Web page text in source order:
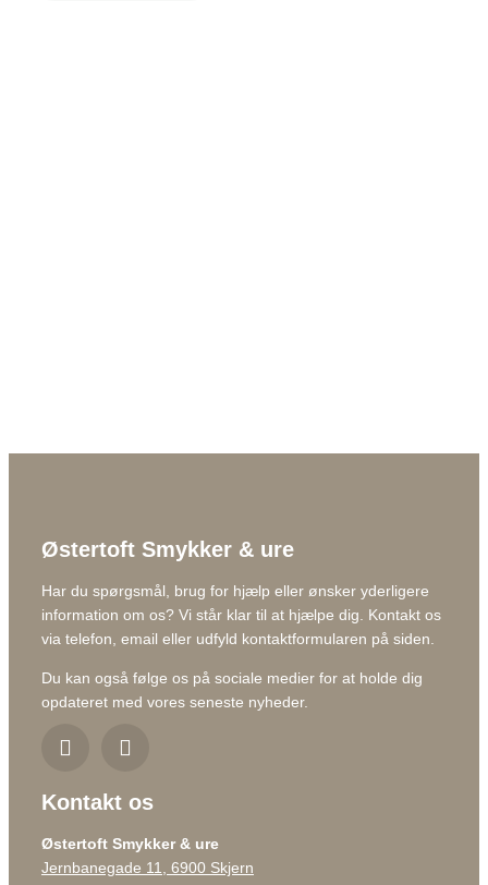
Østertoft Smykker & ure
Har du spørgsmål, brug for hjælp eller ønsker yderligere
information om os? Vi står klar til at hjælpe dig. Kontakt os
via telefon, email eller udfyld kontaktformularen på siden.
Du kan også følge os på sociale medier for at holde dig
opdateret med vores seneste nyheder.
Kontakt os
Østertoft Smykker & ure
Jernbanegade 11, 6900 Skjern